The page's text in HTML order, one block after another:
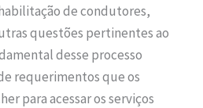
de condutores,
questões pertinentes ao
desse processo
requerimentos que os
para acessar os serviços